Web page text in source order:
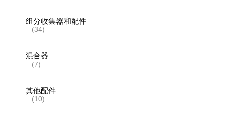
组分收集器和配件
(34)
混合器
(7)
其他配件
(10)